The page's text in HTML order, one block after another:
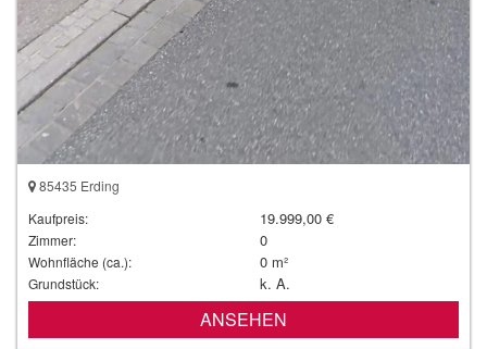
85435 Erding
Kaufpreis:
19.999,00 €
Zimmer: 0
Wohnfläche (ca.): 0 m²
Grundstück: k. A.
ANSEHEN